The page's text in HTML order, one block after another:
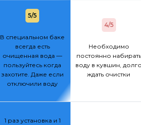
5/5
В специальном баке
всегда есть
очищенная вода —
пользуйтесь когда
захотите. Даже если
отключили воду
4/5
Необходимо
постоянно набирать
воду в кувшин,
ждать очистки
1 раз установка и 1